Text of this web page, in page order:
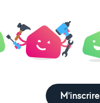
M'inscrire